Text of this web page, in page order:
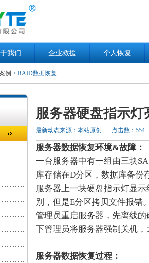
我们 企业救援 个人恢复
例 > RAID数据恢复
服务器硬盘指示
最新动态来源：本站原创 点击数：554
服务器数据恢复环境&故障：
一台服务器中有一组由三块
库存储在D分区，数据库备份
服务器上一块硬盘指示灯显
别，但是E分区拷贝文件报错
管理员重启服务器，先离线
下管理员将服务器强制关机
服务器数据恢复过程：